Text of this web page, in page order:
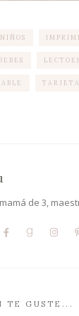
de 3,
TE GUSTE...